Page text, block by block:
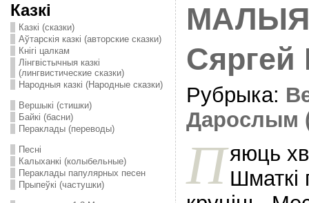
Казкі
Казкі (сказки)
Аўтарскія казкі (авторские сказки)
Кнігі цалкам
Лінгвістычныя казкі
(лингвистические сказки)
Народныя казкі (Народные сказки)
Вершыкі (стишки)
Байкі (басни)
Пераклады (переводы)
Песні
Калыханкі (колыбельные)
Пераклады папулярных песен
Прыпеўкі (частушки)
Сяргей
Рубрыка:
Дарослым
Пяюць
Шматкi